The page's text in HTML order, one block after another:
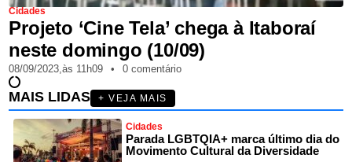
Cidades
Projeto ‘Cine Tela’ chega à Itaboraí
neste domingo (10/09)
08/09/2023,às 11h09 • 0 comentário
MAIS LIDAS + VEJA MAIS
Cidades
Parada LGBTQIA+ marca último dia do
Movimento Cultural da Diversidade